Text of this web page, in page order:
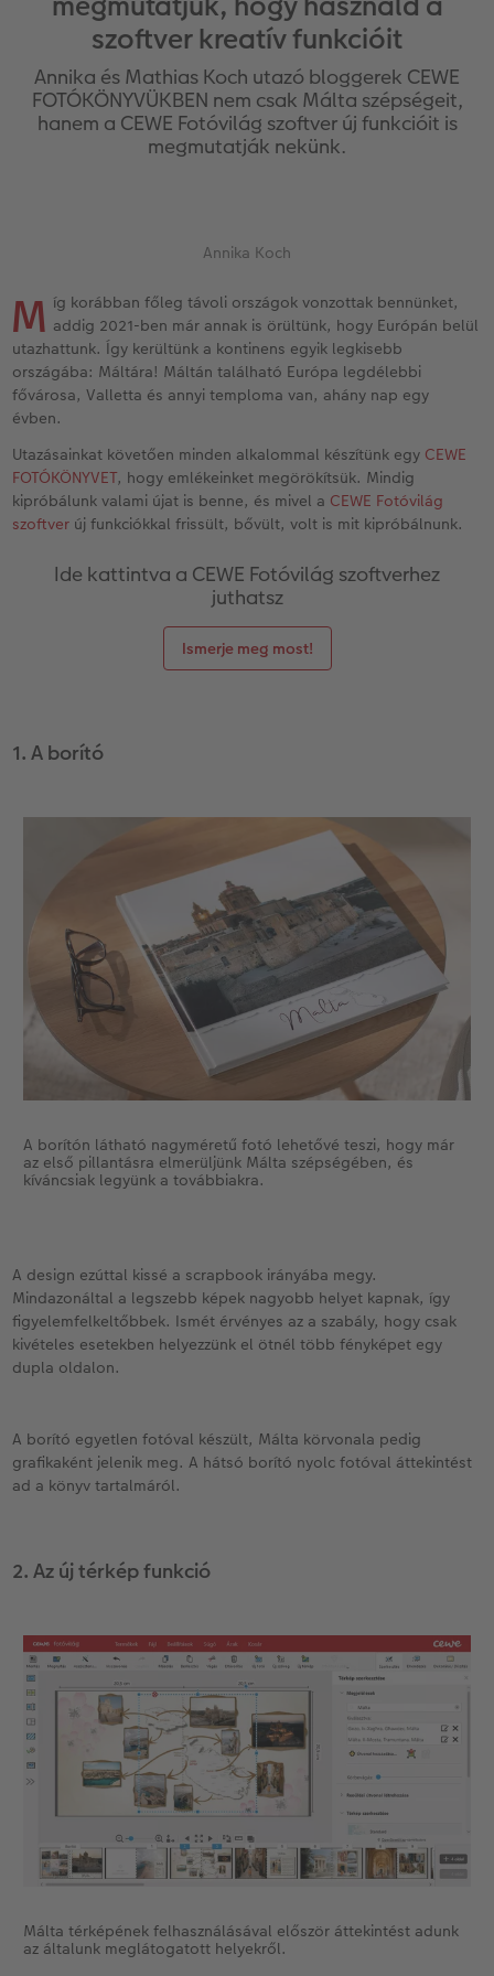
Vásárlói mintakönyvek
Kids CEWE FOTÓKÖNYV
Matt Prints
Prémium poszter
Fotócsomagok
Fotómatrica
Matrica nyomtatás azonnal
Kiegészítők
CEWE myPhotos
Direkt nyomtatású alufotó
Habkarton
Fafotó
Többrészes fali dekoráció
Fotószalag
XXL Retró fotó
Kiegészítők
CEWE myPhotos
Üdvözlőkártyák
Kiskedvencek világa
Iskolaszer és irodaszer
Fényképes naptárak
CEWE FOTÓKÖNYV Kids
Kiegészítők
CEWE PHOTO AWARD FOTÓPÁLYÁZAT
Fotózási tippek és trükkök
Hogyan készíts jobb képeket a
Ajándékötletek szeretteinek
Utazás
CEWE myPhotos
szoftver kreatív funkcióit
Annika és Mathias Koch utazó bloggerek CEWE
FOTÓKÖNYVÜKBEN nem csak Málta szépségeit,
hanem a CEWE Fotóvilág szoftver új funkcióit is
megmutatják nekünk.
Annika Koch
M íg korábban főleg távoli országok vonzottak bennünket,
addig 2021-ben már annak is örültünk, hogy Európán belül
utazhattunk. Így kerültünk a kontinens egyik legkisebb
országába: Máltára! Máltán található Európa legdélebbi
fővárosa, Valletta és annyi temploma van, ahány nap egy
évben.
Utazásainkat követően minden alkalommal készítünk egy CEWE
FOTÓKÖNYVET, hogy emlékeinket megörökítsük. Mindig
kipróbálunk valami újat is benne, és mivel a CEWE Fotóvilág
szoftver új funkciókkal frissült, bővült, volt is mit kipróbálnunk.
Ide kattintva a CEWE Fotóvilág szoftverhez
juthatsz
Ismerje meg most!
1. A borító
A borítón látható nagyméretű fotó lehetővé teszi, hogy már
az első pillantásra elmerüljünk Málta szépségében, és
kíváncsiak legyünk a továbbiakra.
A design ezúttal kissé a scrapbook irányába megy.
Mindazonáltal a legszebb képek nagyobb helyet kapnak, így
figyelemfelkeltőbbek. Ismét érvényes az a szabály, hogy csak
kivételes esetekben helyezzünk el ötnél több fényképet egy
dupla oldalon.
A borító egyetlen fotóval készült, Málta körvonala pedig
grafikaként jelenik meg. A hátsó borító nyolc fotóval áttekintést
ad a könyv tartalmáról.
2. Az új térkép funkció
Málta térképének felhasználásával először áttekintést adunk
az általunk meglátogatott helyekről.